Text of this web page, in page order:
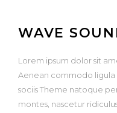
WAVE
Lorem ipsum dolor sit
Aenean commodo ligula
sociis Theme natoque
montes, nascetur